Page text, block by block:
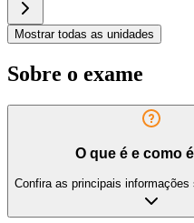
Mostrar todas as unidades
Sobre o exame
O que é e como
Confira as principais